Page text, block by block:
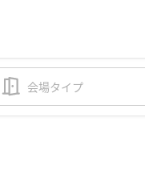
会場タイプ